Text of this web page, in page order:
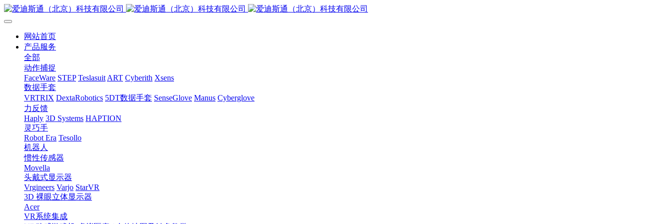
网站首页
产品服务
全部
动作捕捉
FaceWare STEP Teslasuit ART Cyberith Xsens
数据手套
VRTRIX DextaRobotics 5DT数据手套 SenseGlove Manus Cyberglove
力反馈
Haply 3D Systems HAPTION
灵巧手
Robot Era Tesollo
机器人
惯性传感器
Movella
头戴式显示器
Vrgineers Varjo StarVR
3D 裸眼立体显示器
Acer
VR系统集成